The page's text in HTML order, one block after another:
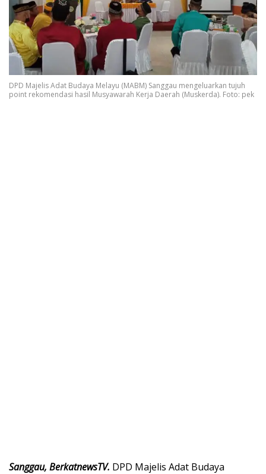
DPD Majelis Adat Budaya Melayu (MABM) Sanggau mengeluarkan tujuh
point rekomendasi hasil Musyawarah Kerja Daerah (Muskerda). Foto: pek
Sanggau, BerkatnewsTV. DPD Majelis Adat Budaya